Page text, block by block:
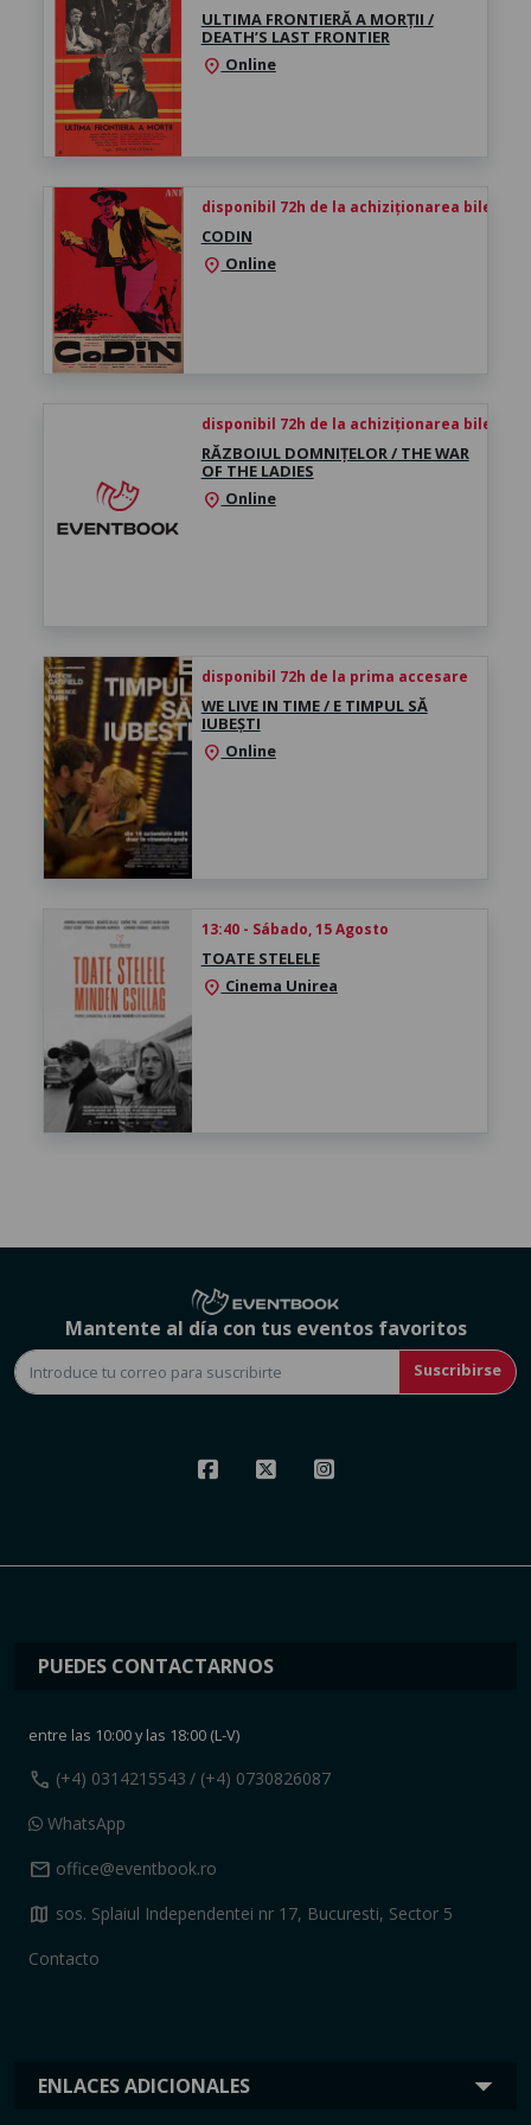
ULTIMA FRONTIERĂ A MORȚII /
DEATH’S LAST FRONTIER
location_on Online
disponibil 72h de la achiziționarea biletului
CODIN
location_on Online
disponibil 72h de la achiziționarea biletului
RĂZBOIUL DOMNIȚELOR / THE WAR
OF THE LADIES
location_on Online
disponibil 72h de la prima accesare
WE LIVE IN TIME / E TIMPUL SĂ
IUBEȘTI
location_on Online
13:40 - Sábado, 15 Agosto
TOATE STELELE
location_on Cinema Unirea
Mantente al día con tus eventos favoritos
Suscribirse
ENLACES ADICIONALES
PUEDES CONTACTARNOS
entre las 10:00 y las 18:00 (L-V)
call (+4) 0314215543 / (+4) 0730826087
WhatsApp
mail office@eventbook.ro
map sos. Splaiul Independentei nr 17, Bucuresti, Sector 5
Contacto